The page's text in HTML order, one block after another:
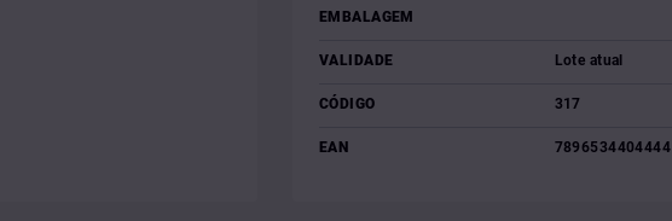
EMBALAGEM
VALIDADE Lote atual
CÓDIGO 317
EAN 7896534404444